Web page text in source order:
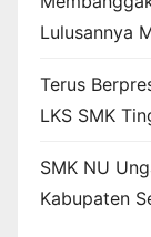
Lulusannya
Terus
LKS SMK
SMK NU
Kabupaten